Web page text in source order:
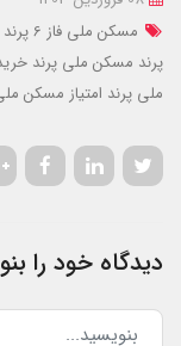
مسکن ملی فاز 6 پرند
پرند مسکن ملی پرند
ملی پرند امتیاز مسکن
دیدگاه خود را